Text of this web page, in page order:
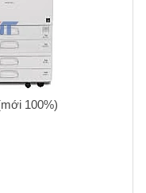
100%)
Sản phẩm máy ricoh
IM3000 .)Chức năng có
màu - Kết nối với máy
copy: 30 t..